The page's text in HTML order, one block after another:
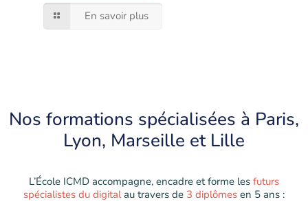
En savoir plus
Nos formations spécialisées à Paris,
Lyon, Marseille et Lille
L’École ICMD accompagne, encadre et forme les futurs
spécialistes du digitalau travers de 3 diplômes en 5 ans :